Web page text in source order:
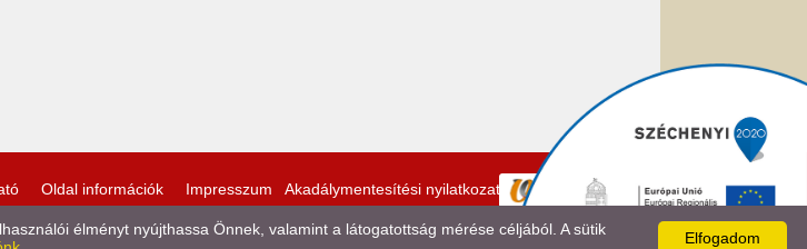
Oldal információk Impresszum Akadálymentesítési nyilatkozat
Elfogadom
élményt nyújthassa Önnek, valamint a látogatottság mérése céljából. A sütik